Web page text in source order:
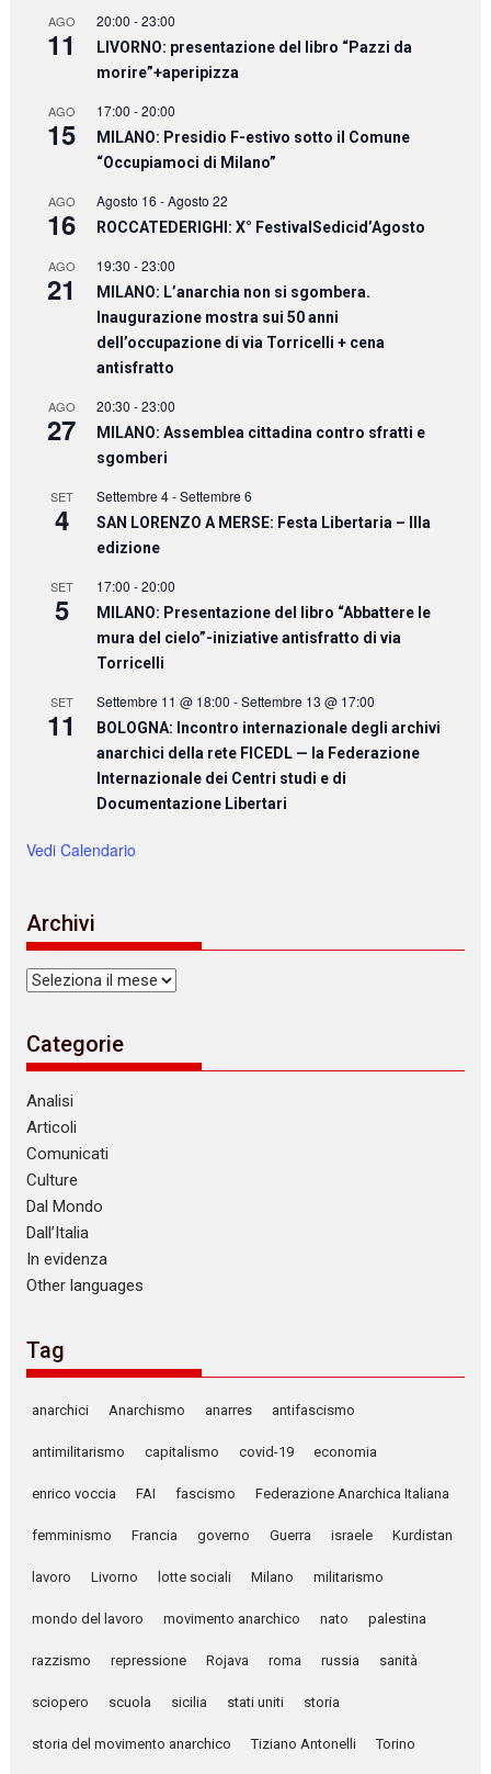
AGO
11
20:00 -23:00
LIVORNO: presentazione del libro “Pazzi da
morire”+aperipizza
AGO
15
17:00 -20:00
MILANO: Presidio F-estivo sotto il Comune
“Occupiamoci di Milano”
AGO
16
Agosto 16 -Agosto 22
ROCCATEDERIGHI: X° FestivalSedicid’Agosto
AGO
21
19:30 -23:00
MILANO: L’anarchia non si sgombera.
Inaugurazione mostra sui 50 anni
dell’occupazione di via Torricelli + cena
antisfratto
AGO
27
20:30 -23:00
MILANO: Assemblea cittadina contro sfratti e
sgomberi
SET
4
Settembre 4-Settembre 6
SAN LORENZO A MERSE: Festa Libertaria – IIIa
edizione
SET
5
17:00 -20:00
MILANO: Presentazione del libro “Abbattere le
mura del cielo”-iniziative antisfratto di via
Torricelli
SET
11
Settembre 11 @ 18:00 -Settembre 13 @ 17:00
BOLOGNA: Incontro internazionale degli archivi
anarchici della rete FICEDL — la Federazione
Internazionale dei Centri studi e di
Documentazione Libertari
Vedi Calendario
Archivi
Archivi
Categorie
Analisi
Articoli
Comunicati
Culture
Dal Mondo
Dall’Italia
In evidenza
Other languages
Tag
anarchici Anarchismo anarres antifascismo
antimilitarismo capitalismo covid-19 economia
enrico voccia FAI fascismo Federazione Anarchica Italiana
femminismo Francia governo Guerra israele Kurdistan
lavoro Livorno lotte sociali Milano militarismo
mondo del lavoro movimento anarchico nato palestina
razzismo repressione Rojava roma russia sanità
sciopero scuola sicilia stati uniti storia
storia del movimento anarchico Tiziano Antonelli Torino